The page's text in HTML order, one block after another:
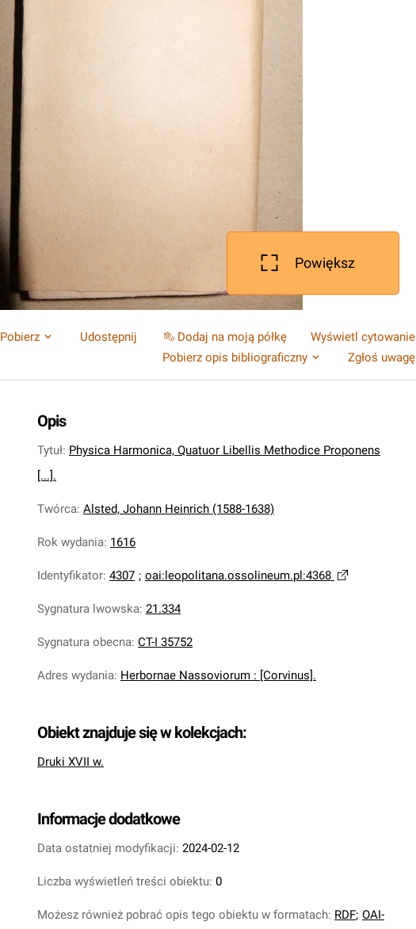
Powiększ
Pobierz Udostępnij Dodaj na moją półkę
Wyświetl cytowanie
Pobierz opis bibliograficzny
Zgłoś uwagę
Opis
Tytuł: Physica Harmonica, Quatuor Libellis Methodice Proponens
[...].
Twórca: Alsted, Johann Heinrich (1588-1638)
Rok wydania: 1616
Identyfikator: 4307 ; oai:leopolitana.ossolineum.pl:4368
Sygnatura lwowska: 21.334
Sygnatura obecna: CT-I 35752
Adres wydania: Herbornae Nassoviorum : [Corvinus].
Obiekt znajduje się w kolekcjach:
Druki XVII w.
Informacje dodatkowe
Data ostatniej modyfikacji: 2024-02-12
Liczba wyświetleń treści obiektu: 0
Możesz również pobrać opis tego obiektu w formatach: RDF; OAI-